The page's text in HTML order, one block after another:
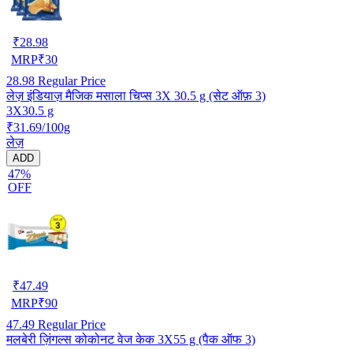
₹28.98
MRP₹30
28.98 Regular Price
लेज़ इंडियाज़ मैजिक मसाला चिप्स 3X 30.5 g (सेट ऑफ़ 3)
3X30.5 g
₹31.69/100g
लेज़
ADD
47%
OFF
₹47.49
MRP₹90
47.49 Regular Price
मलबेरी ज़िंगल्स कोकोनट वेज केक 3X55 g (पैक ऑफ 3)